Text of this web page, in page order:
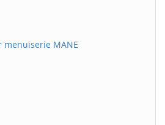
MANE